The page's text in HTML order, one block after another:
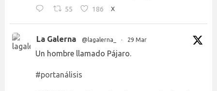
55 186 X
La Galerna @lagalerna_ · 29 Mar
Un hombre llamado Pájaro.
#portanálisis